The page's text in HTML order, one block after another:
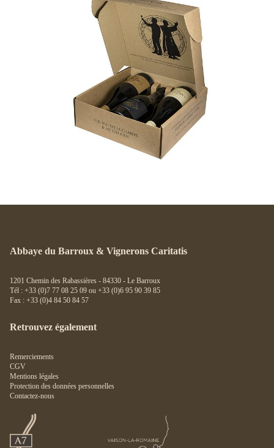
Abbaye du Barroux & Vignerons Caritatis
1201 Chemin des Rabassières - 84330 - Le Barroux
Tél : +33 (0)7 77 08 25 09 ou +33 (0)6 95 90 39 85
Fax : +33 (0)4 84 50 84 57
Retrouvez également
Remerciements
CGV
Mentions légales
Protection des données personnelles
Contactez-nous